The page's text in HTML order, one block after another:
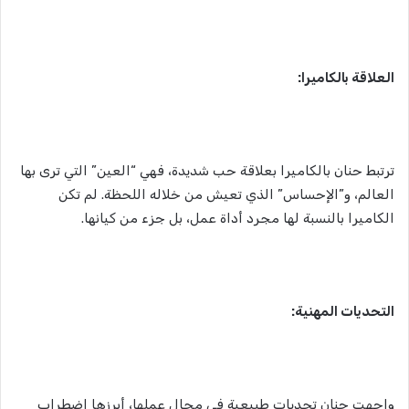
العلاقة بالكاميرا:
ترتبط حنان بالكاميرا بعلاقة حب شديدة، فهي “العين” التي ترى بها
العالم، و”الإحساس” الذي تعيش من خلاله اللحظة. لم تكن
الكاميرا بالنسبة لها مجرد أداة عمل، بل جزء من كيانها.
التحديات المهنية:
واجهت حنان تحديات طبيعية في مجال عملها، أبرزها اضطراب